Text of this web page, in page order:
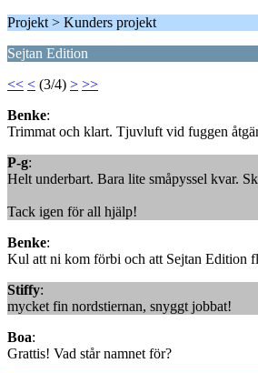
Projekt > Kunders projekt
Sejtan Edition
<< < (3/4) > >>
Benke:
Trimmat och klart. Tjuvluft vid fuggen
P-g:
Helt underbart. Bara lite småpyssel kvar.
Tack igen för all hjälp!
Benke:
Kul att ni kom förbi och att Sejtan Edition
Stiffy:
mycket fin nordstiernan, snyggt jobbat!
Boa:
Grattis! Vad står namnet för?